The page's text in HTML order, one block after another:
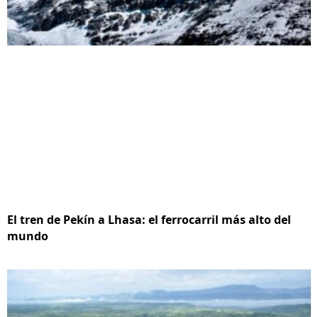
El tren de Pekín a Lhasa: el ferrocarril más alto del
mundo